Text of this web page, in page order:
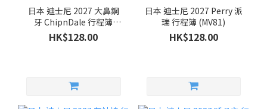
日本 迪士尼 2027 大鼻鋼
牙 ChipnDale 行程簿
(MV82)
HK$128.00
日本 迪士尼 2027 Perry 派
瑞 行程簿 (MV81)
HK$128.00